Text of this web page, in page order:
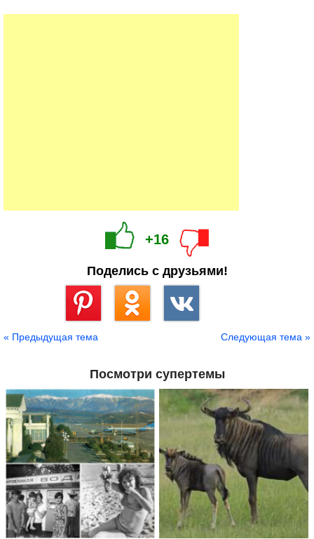
+16
Поделись с друзьями!
« Предыдущая тема Следующая тема »
Посмотри супертемы